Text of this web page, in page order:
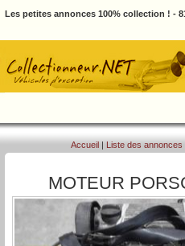
Les petites annonces 100% collection ! -
Accueil | Liste des annonces
MOTEUR